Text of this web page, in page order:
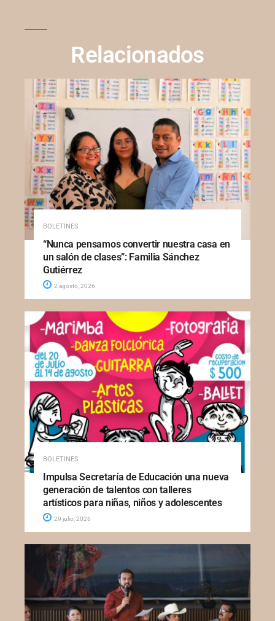
Relacionados
BOLETINES
“Nunca pensamos convertir nuestra casa en
un salón de clases”: Familia Sánchez
Gutiérrez
2 agosto, 2026
BOLETINES
Impulsa Secretaría de Educación una nueva
generación de talentos con talleres
artísticos para niñas, niños y adolescentes
29 julio, 2026